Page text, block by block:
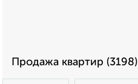
Продажа квартир (3198)